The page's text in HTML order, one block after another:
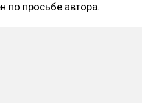
по просьбе автора.